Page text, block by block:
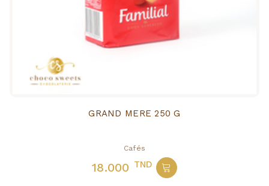
GRAND MERE 250 G
Cafés
18.000 TND